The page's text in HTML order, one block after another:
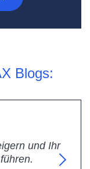
Blogs:
und Ihr